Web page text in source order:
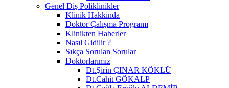
Genel Diş Poliklinikler
Klinik Hakkında
Doktor Çalışma Programı
Klinikten Haberler
Nasıl Gidilir ?
Sıkça Sorulan Sorular
Doktorlarımız
Dt.Şirin ÇINAR KÖKLÜ
Dt.Cahit GÖKALP